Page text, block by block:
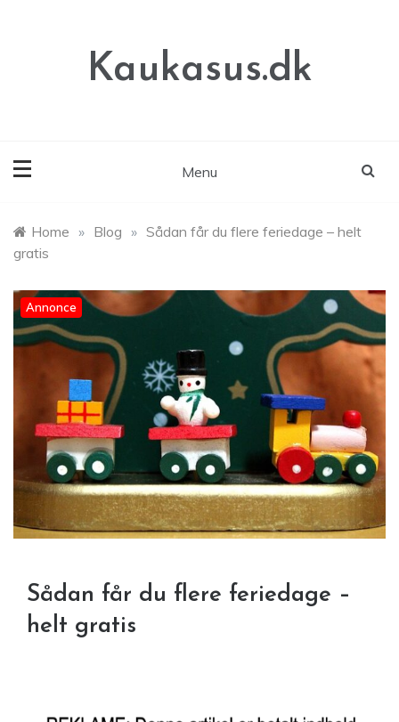
Kaukasus.dk
Menu
Home » Blog » Sådan får du flere feriedage – helt
gratis
Annonce
Sådan får du flere feriedage –
helt gratis